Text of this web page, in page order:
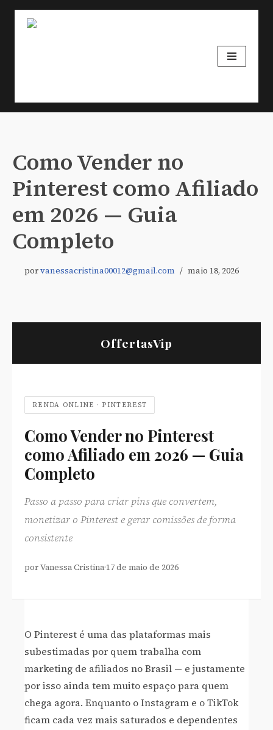
Como Vender no
Pinterest como Afiliado
em 2026 — Guia
Completo
porvanessacristina00012@gmail.com maio 18, 2026
OffertasVip
RENDA ONLINE · PINTEREST
Como Vender no Pinterest
como Afiliado em 2026 — Guia
Completo
Passo a passo para criar pins que convertem,
monetizar o Pinterest e gerar comissões de forma
consistente
por Vanessa Cristina·17 de maio de 2026
O Pinterest é uma das plataformas mais
subestimadas por quem trabalha com
marketing de afiliados no Brasil — e justamente
por isso ainda tem muito espaço para quem
chega agora. Enquanto o Instagram e o TikTok
ficam cada vez mais saturados e dependentes